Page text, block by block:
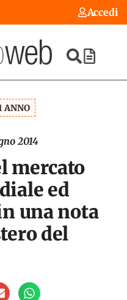
Accedi
ANNO
2014
mercato
ed
una nota
del